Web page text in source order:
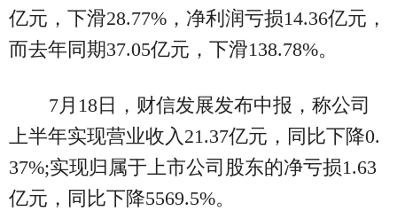
亿元，下滑28.77%，净利润亏损14.36亿元，
而去年同期37.05亿元，下滑138.78%。
7月18日，财信发展发布中报，称公司
上半年实现营业收入21.37亿元，同比下降0.
37%;实现归属于上市公司股东的净亏损1.63
亿元，同比下降5569.5%。